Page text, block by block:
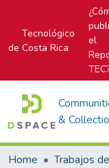
Tecnológico
de Costa Rica
el
&
Home
Trabajos